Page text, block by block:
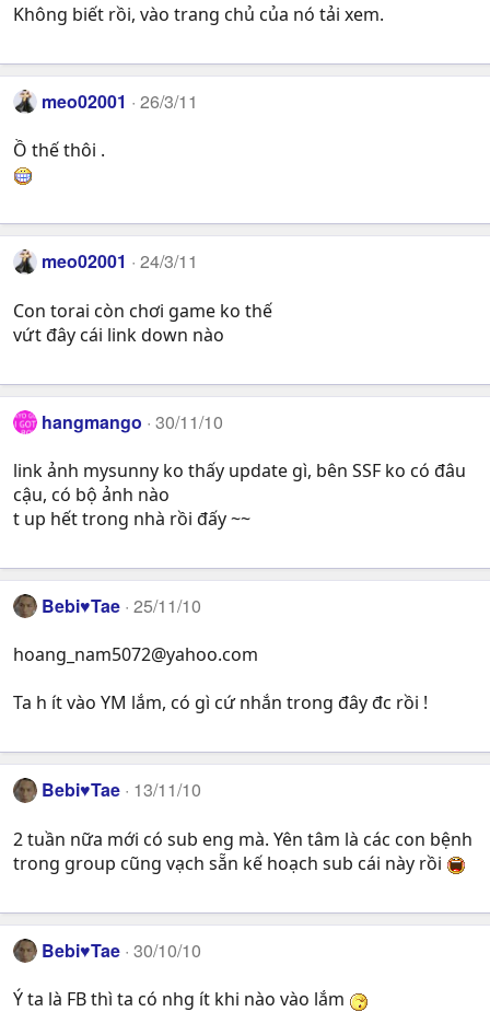
Không biết rồi, vào trang chủ của nó tải xem.
meo02001 26/3/11
Ồ thế thôi .
meo02001 24/3/11
Con torai còn chơi game ko thế
vứt đây cái link down nào
hangmango 30/11/10
link ảnh mysunny ko thấy update gì, bên SSF ko có đâu
cậu, có bộ ảnh nào
t up hết trong nhà rồi đấy ~~
Bebi♥Tae 25/11/10
hoang_nam5072@yahoo.com
Ta h ít vào YM lắm, có gì cứ nhắn trong đây đc rồi !
Bebi♥Tae 13/11/10
2 tuần nữa mới có sub eng mà. Yên tâm là các con bệnh
trong group cũng vạch sẵn kế hoạch sub cái này rồi
Bebi♥Tae 30/10/10
Ý ta là FB thì ta có nhg ít khi nào vào lắm